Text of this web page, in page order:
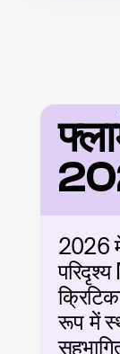
2026
रूप में